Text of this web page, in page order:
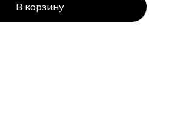
В корзину